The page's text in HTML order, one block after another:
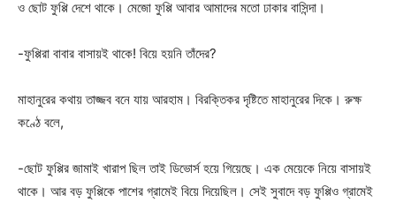
ও ছোট ফুপ্পি দেশে থাকে। মেজো ফুপ্পি আবার আমাদের মতো ঢাকার বাসিন্দা।
-ফুপ্পিরা বাবার বাসায়ই থাকে! বিয়ে হয়নি তাঁদের?
মাহানুরের কথায় তাজ্জব বনে যায় আরহাম। বিরক্তিকর দৃষ্টিতে মাহানুরের দিকে। রুক্ষ
কণ্ঠে বলে,
-ছোট ফুপ্পির জামাই খারাপ ছিল তাই ডিভোর্স হয়ে গিয়েছে। এক মেয়েকে নিয়ে বাসায়ই
থাকে। আর বড় ফুপ্পিকে পাশের গ্রামেই বিয়ে দিয়েছিল। সেই সুবাদে বড় ফুপ্পিও গ্রামেই